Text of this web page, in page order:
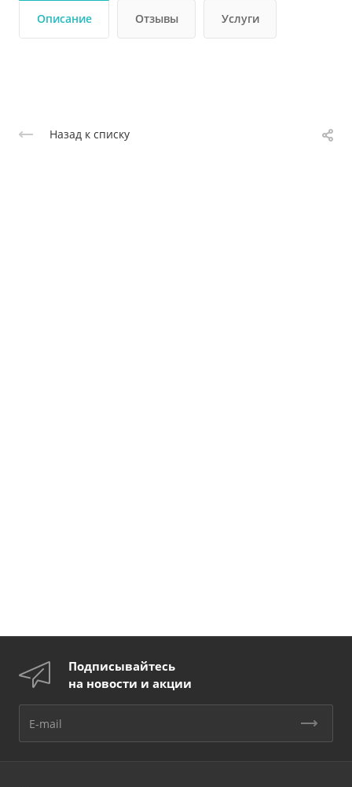
Описание Отзывы Услуги
Назад к списку
Подписывайтесь
на новости и акции